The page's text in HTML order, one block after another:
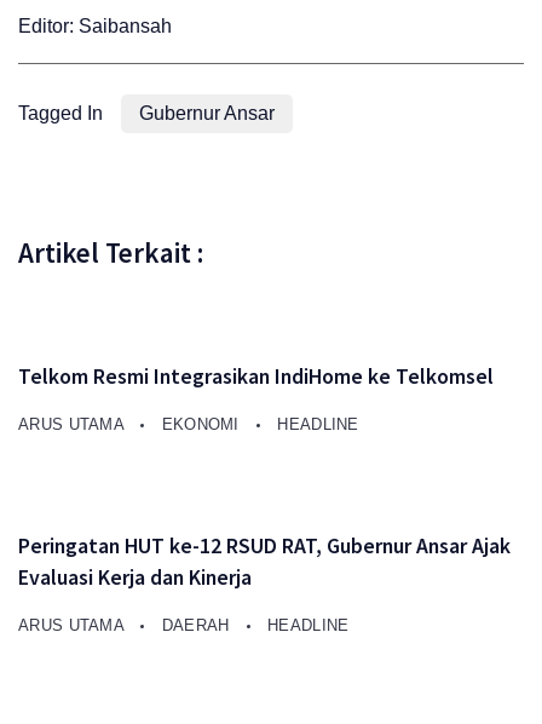
Editor: Saibansah
Tagged In Gubernur Ansar
Artikel Terkait :
Telkom Resmi Integrasikan IndiHome ke Telkomsel
ARUS UTAMA EKONOMI HEADLINE
Peringatan HUT ke-12 RSUD RAT, Gubernur Ansar Ajak
Evaluasi Kerja dan Kinerja
ARUS UTAMA DAERAH HEADLINE